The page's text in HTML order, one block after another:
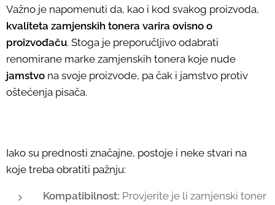
Važno je napomenuti da, kao i kod svakog proizvoda,
kvaliteta zamjenskih tonera varira ovisno o
proizvođaču. Stoga je preporučljivo odabrati
renomirane marke zamjenskih tonera koje nude
jamstvo na svoje proizvode, pa čak i jamstvo protiv
oštećenja pisača.
Iako su prednosti značajne, postoje i neke stvari na
koje treba obratiti pažnju:
Kompatibilnost: Provjerite je li zamjenski toner